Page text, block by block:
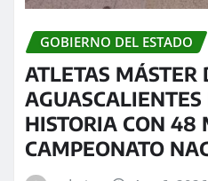
GOBIERNO DEL ESTADO
ATLETAS MÁSTER
AGUASCALIENTES
HISTORIA CON 48
CAMPEONATO